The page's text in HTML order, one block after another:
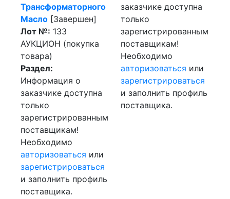
Трансформаторного
Масло [Завершен]
Лот №: 133
АУКЦИОН (покупка
товара)
Раздел:
Информация о
заказчике доступна
только
зарегистрированным
поставщикам!
Необходимо
авторизоваться или
зарегистрироваться
и заполнить профиль
поставщика.
заказчике доступна
только
зарегистрированным
поставщикам!
Необходимо
авторизоваться или
зарегистрироваться
и заполнить профиль
поставщика.